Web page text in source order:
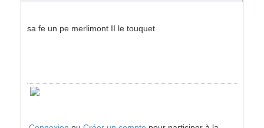
sa fe un pe merlimont II le touquet